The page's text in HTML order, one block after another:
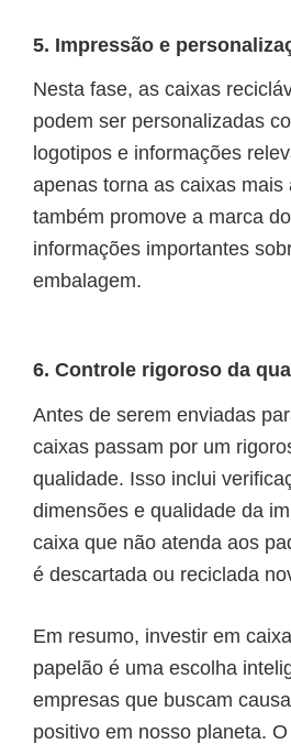
5. Impressão e
Nesta fase, as caixas
podem ser personalizadas
logotipos e informações
apenas torna as caixas mais
também promove a marca
informações importantes
embalagem.
6. Controle rigoroso da
Antes de serem enviadas
caixas passam por um
qualidade. Isso inclui
dimensões e qualidade da
caixa que não atenda aos
é descartada ou reciclada
Em resumo, investir em
papelão é uma escolha
empresas que buscam
positivo em nosso planeta.